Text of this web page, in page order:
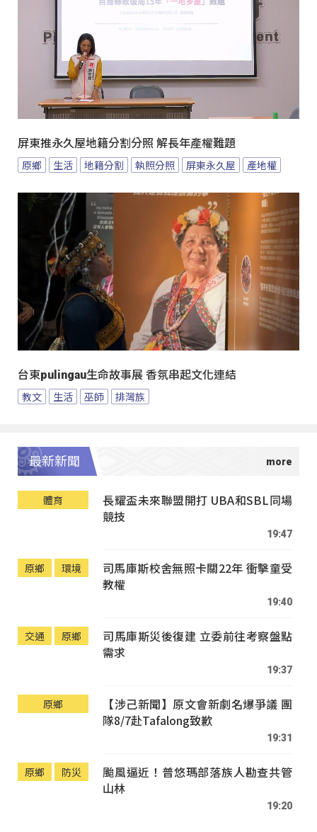
屏東推永久屋地籍分割分照 解長年產權難題
原鄉 生活 地籍分割 執照分照 屏東永久屋 產地權
台東pulingau生命故事展 香氛串起文化連結
教文 生活 巫師 排灣族
最新新聞
體育
長耀盃未來聯盟開打 UBA和SBL同場
競技
19:47
原鄉 環境
司馬庫斯校舍無照卡關22年 衝擊童受
教權
19:40
交通 原鄉
司馬庫斯災後復建 立委前往考察盤點
需求
19:37
原鄉
【涉己新聞】原文會新劇名爆爭議 團
隊8/7赴Tafalong致歉
19:31
原鄉 防災
颱風逼近！普悠瑪部落族人勘查共管
山林
19:20